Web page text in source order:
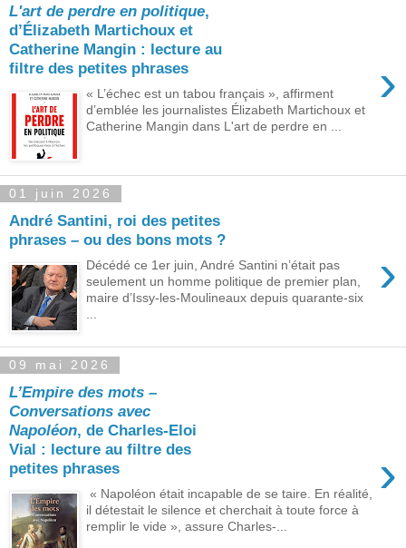
L'art de perdre en politique,
d’Élizabeth Martichoux et
Catherine Mangin : lecture au
filtre des petites phrases
›
« L’échec est un tabou français », affirment
d’emblée les journalistes Élizabeth Martichoux et
Catherine Mangin dans L'art de perdre en ...
01 juin 2026
André Santini, roi des petites
phrases – ou des bons mots ?
›
Décédé ce 1er juin, André Santini n’était pas
seulement un homme politique de premier plan,
maire d’Issy-les-Moulineaux depuis quarante-six
09 mai 2026
L’Empire des mots –
Conversations avec
Napoléon, de Charles-Eloi
Vial : lecture au filtre des
petites phrases
›
« Napoléon était incapable de se taire. En réalité,
il détestait le silence et cherchait à toute force à
remplir le vide », assure Charles-...